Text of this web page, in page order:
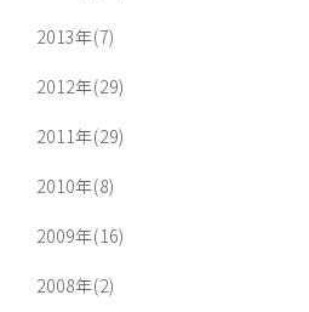
2013年(7)
2012年(29)
2011年(29)
2010年(8)
2009年(16)
2008年(2)